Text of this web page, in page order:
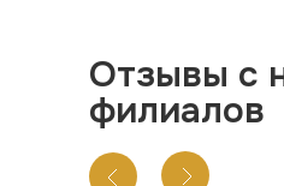
Отзывы с
филиалов